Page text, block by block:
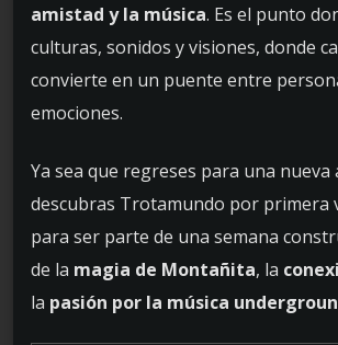
amistad y la música. Es el punto
culturas, sonidos y visiones, donde
convierte en un puente entre
emociones.
Ya sea que regreses para una
descubras Trotamundo por primera
para ser parte de una semana
de la magia de Montañita, la
la pasión por la música